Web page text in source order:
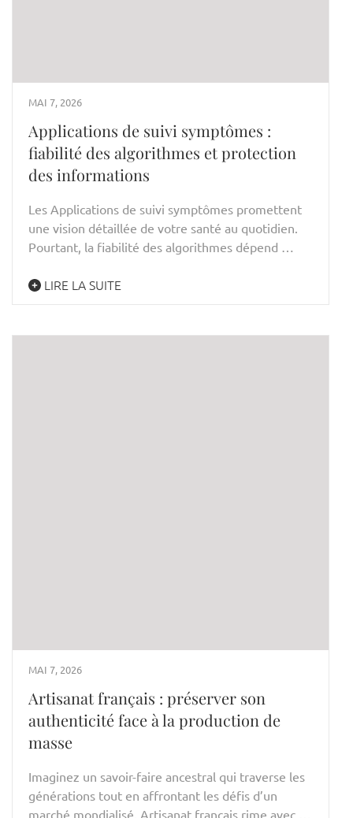
MAI 7, 2026
Applications de suivi symptômes :
fiabilité des algorithmes et protection
des informations
Les Applications de suivi symptômes promettent
une vision détaillée de votre santé au quotidien.
Pourtant, la fiabilité des algorithmes dépend …
LIRE LA SUITE
MAI 7, 2026
Artisanat français : préserver son
authenticité face à la production de
masse
Imaginez un savoir-faire ancestral qui traverse les
générations tout en affrontant les défis d’un
marché mondialisé. Artisanat français rime avec …